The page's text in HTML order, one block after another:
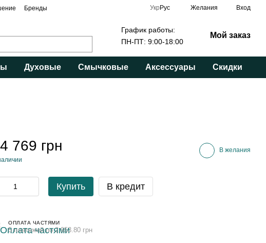
Бренды
Укр Рус Желания Вход
График работы:
ПН-ПТ: 9:00-18:00
Мой заказ
Духовые Смычковые Аксессуары Скидки
769 грн В желания
Купить В кредит
ОПЛАТА ЧАСТЯМИ
5 платежей по 2 953.80 грн